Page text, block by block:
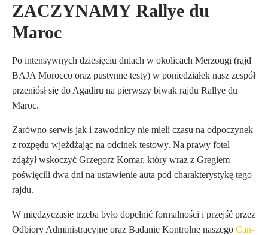
ZACZYNAMY Rallye du
Maroc
Po intensywnych dziesięciu dniach w okolicach Merzougi (rajd
BAJA Morocco oraz pustynne testy) w poniedziałek nasz zespół
przeniósł się do Agadiru na pierwszy biwak rajdu Rallye du
Maroc.
Zarówno serwis jak i zawodnicy nie mieli czasu na odpoczynek
z rozpędu wjeżdżając na odcinek testowy. Na prawy fotel
zdążył wskoczyć Grzegorz Komar, który wraz z Gregiem
poświęcili dwa dni na ustawienie auta pod charakterystykę tego
rajdu.
W międzyczasie trzeba było dopełnić formalności i przejść przez
Odbiory Administracyjne oraz Badanie Kontrolne naszego Can-